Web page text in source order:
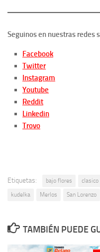
Seguinos en nuestras redes
Facebook
Twitter
Instagram
Youtube
Reddit
Linkedin
Trovo
Etiquetas: bajo flores clasico
kudelka
Merlos San Lorenzo
TAMBIÉN PUEDE